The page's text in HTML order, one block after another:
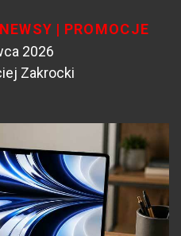
NEWSY | PROMOCJE
2026
Zakrocki